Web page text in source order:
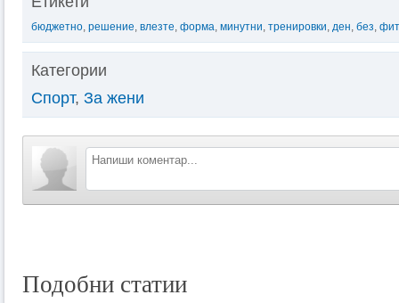
бюджетно, решение, влезте, форма, минутни, тренировки, ден, без,
Категории
Спорт, За жени
Подобни статии